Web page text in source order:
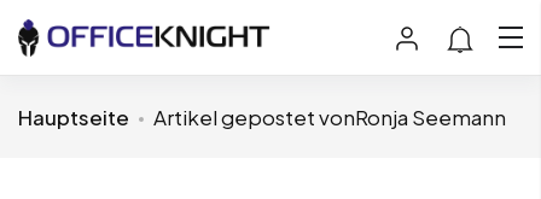
Hauptseite Artikel gepostet vonRonja Seemann